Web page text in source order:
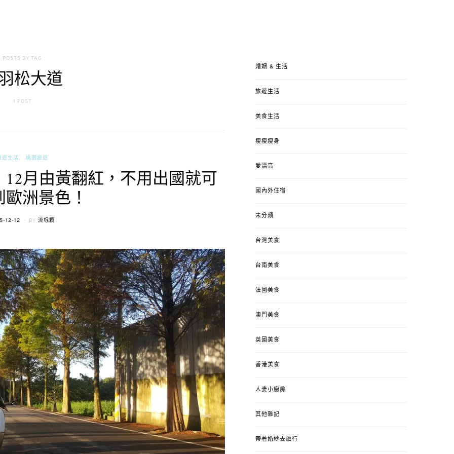
POSTS BY TAG
松大道
1 POST
遊生活 桃園旅遊
月由黃翻紅，不用出國就可
洲景色！
12-12 BY 流氓顆
婚姻 & 生活
旅遊生活
美食生活
瘦瘦瘦身
愛漂亮
國內外住宿
未分類
台灣美食
台南美食
法國美食
澳門美食
英國美食
香港美食
人妻小廚房
其他雜記
帶著婚紗去旅行